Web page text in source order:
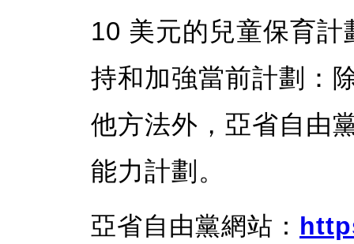
10 美元的兒童保育
持和加強當前計劃：
他方法外，亞省自由
能力計劃。
亞省自由黨網站：